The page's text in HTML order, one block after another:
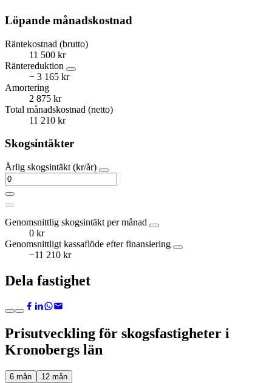
Löpande månadskostnad
Räntekostnad (brutto)
11 500 kr
Räntereduktion
− 3 165 kr
Amortering
2 875 kr
Total månadskostnad (netto)
11 210 kr
Skogsintäkter
Årlig skogsintäkt (kr/år)
Genomsnittlig skogsintäkt per månad
0 kr
Genomsnittligt kassaflöde efter finansiering
−11 210 kr
Dela fastighet
Prisutveckling för skogsfastigheter i
Kronobergs län
6 mån 12 mån